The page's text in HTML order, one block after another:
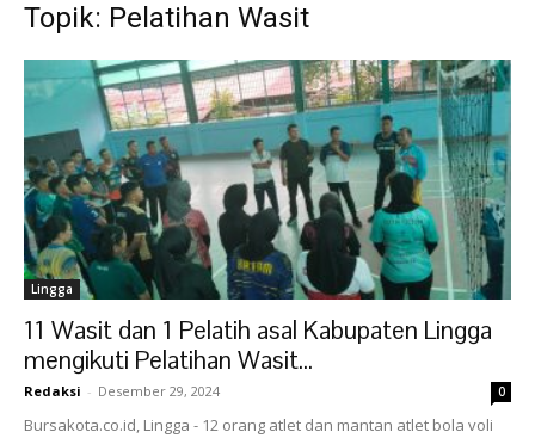
Topik: Pelatihan Wasit
Lingga
11 Wasit dan 1 Pelatih asal Kabupaten Lingga
mengikuti Pelatihan Wasit...
Redaksi - Desember 29, 2024 0
Bursakota.co.id, Lingga - 12 orang atlet dan mantan atlet bola voli